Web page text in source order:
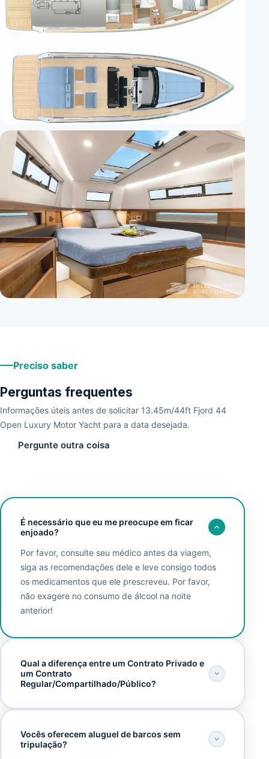
Preciso saber
Perguntas frequentes
Informações úteis antes de solicitar 13.45m/44ft Fjord 44
Open Luxury Motor Yacht para a data desejada.
Pergunte outra coisa
É necessário que eu me preocupe em ficar
enjoado?
Por favor, consulte seu médico antes da viagem,
siga as recomendações dele e leve consigo todos
os medicamentos que ele prescreveu. Por favor,
não exagere no consumo de álcool na noite
anterior!
Qual a diferença entre um Contrato Privado e
um Contrato
Regular/Compartilhado/Público?
Vocês oferecem aluguel de barcos sem
tripulação?